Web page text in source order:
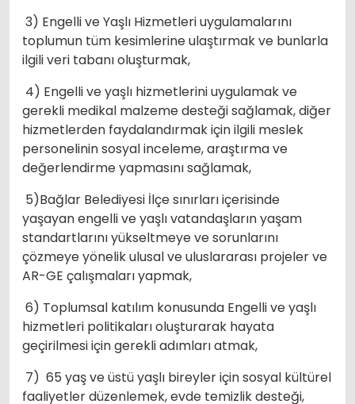
3) Engelli ve Yaşlı Hizmetleri uygulamalarını
toplumun tüm kesimlerine ulaştırmak ve bunlarla
ilgili veri tabanı oluşturmak,
4) Engelli ve yaşlı hizmetlerini uygulamak ve
gerekli medikal malzeme desteği sağlamak, diğer
hizmetlerden faydalandırmak için ilgili meslek
personelinin sosyal inceleme, araştırma ve
değerlendirme yapmasını sağlamak,
5)Bağlar Belediyesi İlçe sınırları içerisinde
yaşayan engelli ve yaşlı vatandaşların yaşam
standartlarını yükseltmeye ve sorunlarını
çözmeye yönelik ulusal ve uluslararası projeler ve
AR-GE çalışmaları yapmak,
6) Toplumsal katılım konusunda Engelli ve yaşlı
hizmetleri politikaları oluşturarak hayata
geçirilmesi için gerekli adımları atmak,
7) 65 yaş ve üstü yaşlı bireyler için sosyal kültürel
faaliyetler düzenlemek, evde temizlik desteği,